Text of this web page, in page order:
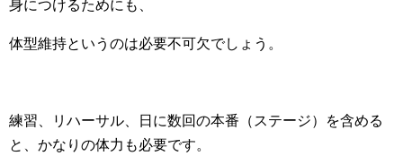
身につけるためにも、
体型維持というのは必要不可欠でしょう。
練習、リハーサル、日に数回の本番（ステージ）を含める
と、かなりの体力も必要です。